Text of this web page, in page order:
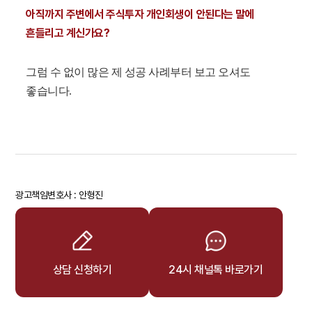
아직까지 주변에서 주식투자 개인회생이 안된다는 말에
흔들리고 계신가요?
그럼 수 없이 많은 제 성공 사례부터 보고 오셔도
좋습니다.
광고책임변호사 : 안형진
상담 신청하기 24시 채널톡 바로가기